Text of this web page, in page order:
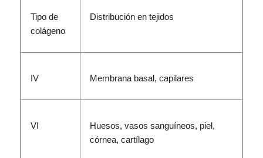
Tipo de
colágeno
Distribución en tejidos
IV Membrana basal, capilares
VI
Huesos, vasos sanguíneos, piel,
córnea, cartílago